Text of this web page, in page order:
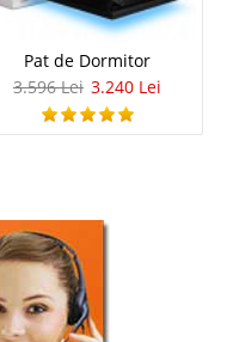
Pat de Dormitor
3.596 Lei 3.240 Lei